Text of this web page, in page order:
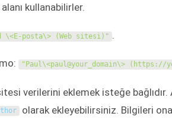
kullanabilirler.
\<E-posta\> (Web sitesi)" .
"Paul\<paul@your_domain\> (https://
verilerini eklemek isteğe
olarak ekleyebilirsiniz. Bilgileri